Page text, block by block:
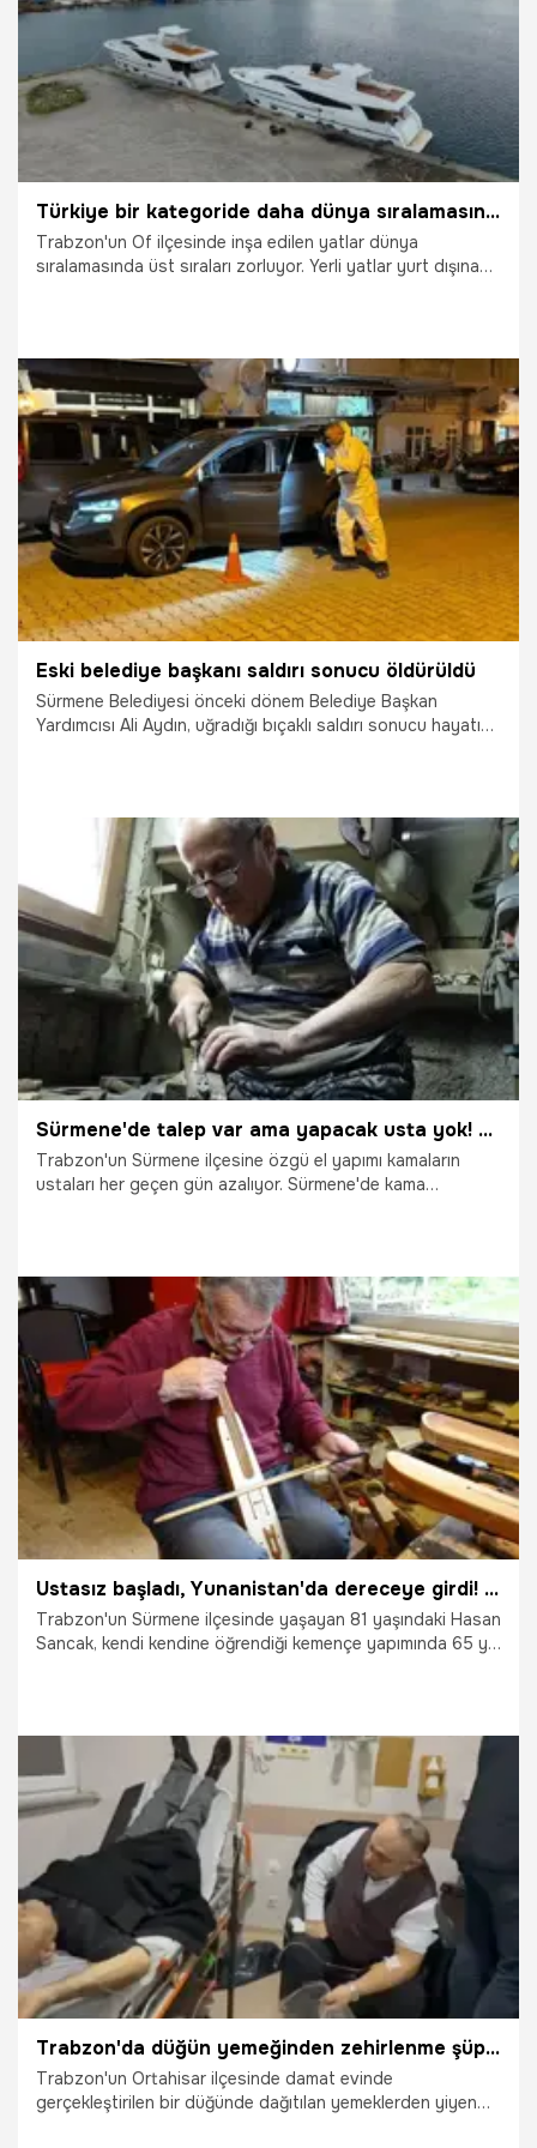
hedeflenirken, ocak ayı programı kapsamında Trabzon da
kura heyecanı yaşayan iller arasında yer alıyor ve
vatandaşlar 2026 TOKİ Trabzon kura çekimi sonuçlarının
açıklanıp açıklanmadığını merak ediyor. İşte detaylar...
Türkiye bir kategoride daha dünya sıralamasında üst sıralarda! Trabzon'da üretilip ihraç ediliyor
Trabzon'un Of ilçesinde inşa edilen yatlar dünya
sıralamasında üst sıraları zorluyor. Yerli yatlar yurt dışına
11.01.2026 Gündem
Eski belediye başkanı saldırı sonucu öldürüldü
Sürmene Belediyesi önceki dönem Belediye Başkan
Yardımcısı Ali Aydın, uğradığı bıçaklı saldırı sonucu hayatını
7.01.2026 Gündem
Sürmene'de talep var ama yapacak usta yok! Son usta kazancını açıkladı: '3 tane yapınca 6 bin TL kazanıyorum'
Trabzon'un Sürmene ilçesine özgü el yapımı kamaların
ustaları her geçen gün azalıyor. Sürmene'de kama
kazanç olduğunu belirterek, 2-3 üründe 6-7 bin TL
kazandığını söyledi.
5.01.2026 Gündem
Ustasız başladı, Yunanistan'da dereceye girdi! Trabzonlu usta tek başına üretip dünyaya satıyor
Trabzon'un Sürmene ilçesinde yaşayan 81 yaşındaki Hasan
Sancak, kendi kendine öğrendiği kemençe yapımında 65 yılı
Gündem
Trabzon'da düğün yemeğinden zehirlenme şüphesi! Yaklaşık 100 kişi hastaneye kaldırıldı
Trabzon'un Ortahisar ilçesinde damat evinde
gerçekleştirilen bir düğünde dağıtılan yemeklerden yiyen